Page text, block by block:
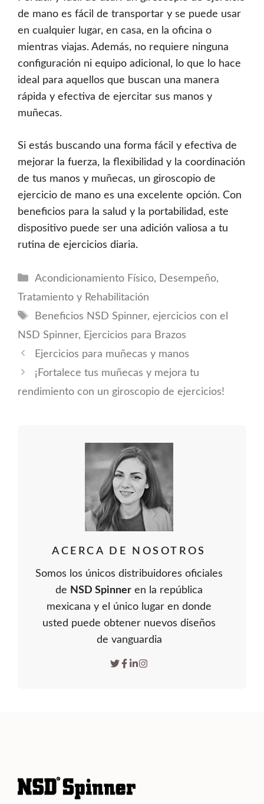
de mano es fácil de transportar y se puede usar
en cualquier lugar, en casa, en la oficina o
mientras viajas. Además, no requiere ninguna
configuración ni equipo adicional, lo que lo hace
ideal para aquellos que buscan una manera
rápida y efectiva de ejercitar sus manos y
muñecas.
Si estás buscando una forma fácil y efectiva de
mejorar la fuerza, la flexibilidad y la coordinación
de tus manos y muñecas, un giroscopio de
ejercicio de mano es una excelente opción. Con
beneficios para la salud y la portabilidad, este
dispositivo puede ser una adición valiosa a tu
rutina de ejercicios diaria.
Categorías
Acondicionamiento Físico, Desempeño,
Tratamiento y Rehabilitación
Etiquetas
Beneficios NSD Spinner, ejercicios con el
NSD Spinner, Ejercicios para Brazos
Ejercicios para muñecas y manos
¡Fortalece tus muñecas y mejora tu
rendimiento con un giroscopio de ejercicios!
ACERCA DE NOSOTROS
Somos los únicos distribuidores oficiales
de NSD Spinner en la república
mexicana y el único lugar en donde
usted puede obtener nuevos diseños
de vanguardia